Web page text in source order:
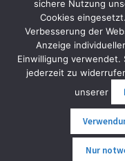
© FunShop Wien -
Datenschutzerklärung
sichere Nutzung
Cookies
Verbesserung der
Anzeige
Einwilligung verwendet.
jederzeit zu
unserer
Nur